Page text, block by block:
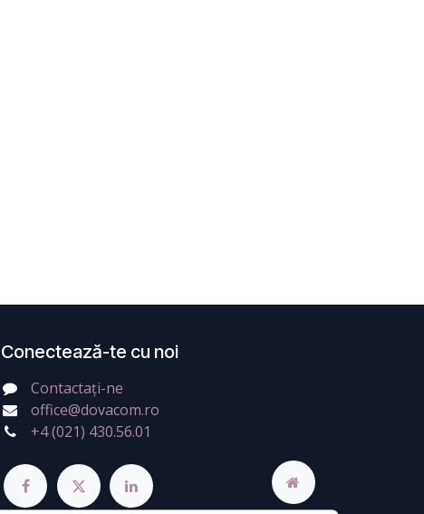
Conectează-te cu noi
Contactați-ne
office@dovacom.ro
+4 (021) 430.56.01